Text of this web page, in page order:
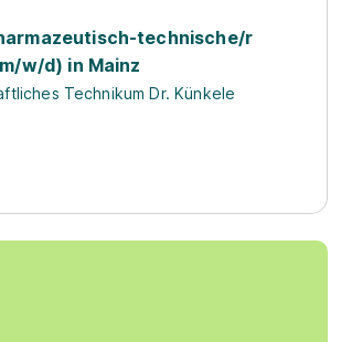
technische/r
w/d) in Mainz
Technikum Dr. Künkele